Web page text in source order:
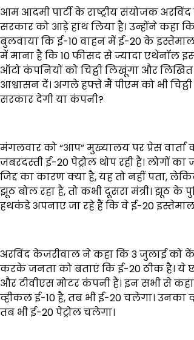
आम आदमी पार्टी के राष्ट्रीय संयोजक
सरकार को आड़े हाथ लिया है। उन्होंने कहा
बुलवाया कि ई-10 वाहन में ई-20 के
में माना है कि 10 फीसद से ज्यादा एथेनॉल
ऑटो कंपनियों को चिट्ठी लिखूंगा और
आश्वासन दें। अगले हफ्ते मैं पीएम को भी
सरकार देगी या कंपनी?
मंगलवार को “आप” मुख्यालय पर प्रेस वार्ता
जबरदस्ती ई-20 पेट्रोल थोप रही है। लोगों
जिद्द का कारण क्या है, यह तो नहीं पता,
झूठ बोल रहा है, तो कभी दूसरा मंत्री। झूठ
हथकंडे अपनाए जा रहे हैं कि वे ई-20
अरविंद केजरीवाल ने कहा कि 3 जुलाई को
करके जनता को बताएं कि ई-20 ठीक है। ये छह
और टीवीएस मोटर कंपनी हैं। इन सभी से
व्हीकल ई-10 है, तब भी ई-20 चलेगा।
तब भी ई-20 पेट्रोल चलेगा।